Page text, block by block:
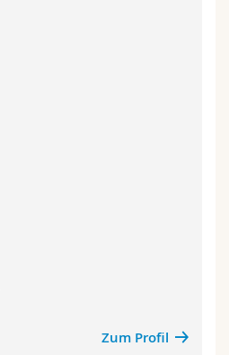
Zum Profil